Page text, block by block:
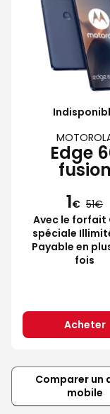
Edge
fusion
1€ 51
Avec le forfait
spéciale
Payable en
fois
Acheter
Comparer un
mobile